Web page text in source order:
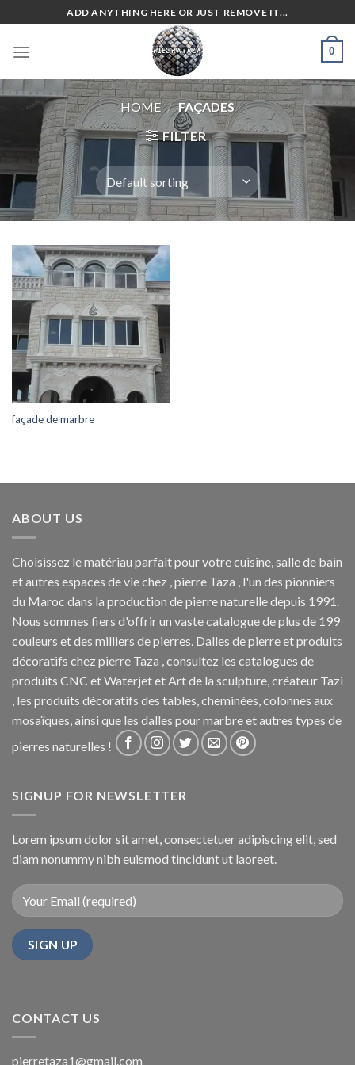
to
content
ADD ANYTHING HERE OR JUST REMOVE IT...
0
HOME / FAÇADES
FILTER
façade de marbre
ABOUT US
Choisissez le matériau parfait pour votre cuisine, salle de bain
et autres espaces de vie chez , pierre Taza , l'un des pionniers
du Maroc dans la production de pierre naturelle depuis 1991.
Nous sommes fiers d'offrir un vaste catalogue de plus de 199
couleurs et des milliers de pierres. Dalles de pierre et produits
décoratifs chez pierre Taza , consultez les catalogues de
produits CNC et Waterjet et Art de la sculpture, créateur Tazi
, les produits décoratifs des tables, cheminées, colonnes aux
mosaïques, ainsi que les dalles pour marbre et autres types de
pierres naturelles !
SIGNUP FOR NEWSLETTER
Lorem ipsum dolor sit amet, consectetuer adipiscing elit, sed
diam nonummy nibh euismod tincidunt ut laoreet.
CONTACT US
pierretaza1@gmail.com